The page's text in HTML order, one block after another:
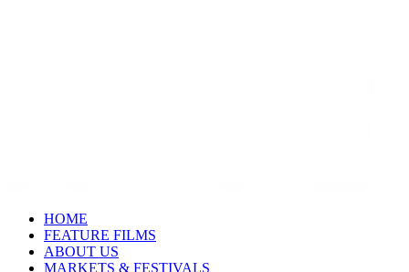
HOME
FEATURE FILMS
ABOUT US
MARKETS & FESTIVALS